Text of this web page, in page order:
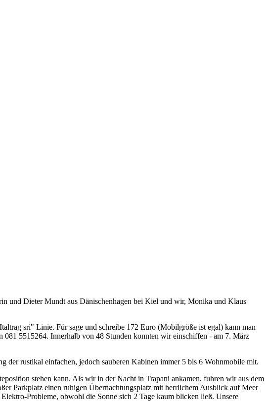
und Dieter Mundt aus Dänischenhagen bei Kiel und wir, Monika und Klaus
sri" Linie. Für sage und schreibe 172 Euro (Mobilgröße ist egal) kann man
5515264. Innerhalb von 48 Stunden konnten wir einschiffen - am 7. März
rustikal einfachen, jedoch sauberen Kabinen immer 5 bis 6 Wohnmobile mit.
stehen kann. Als wir in der Nacht in Trapani ankamen, fuhren wir aus dem
Parkplatz einen ruhigen Übernachtungsplatz mit herrlichem Ausblick auf Meer
Probleme, obwohl die Sonne sich 2 Tage kaum blicken ließ. Unsere